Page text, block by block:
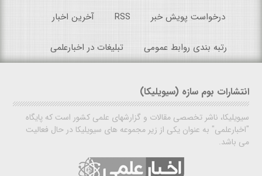
درخواست پویش خبر RSS آخرین اخبار
رتبه بندی روابط عمومی تبلیغات در اخبارعلمی
انتشارات بوم سازه (سیویلیکا)
سیویلیکا، ناشر تخصصی مقالات و گزارشهای علمی کشور است که پایگاه
"اخبارعلمی" به عنوان یکی از زیر مجموعه های سیویلیکا در حال فعالیت
می باشد.